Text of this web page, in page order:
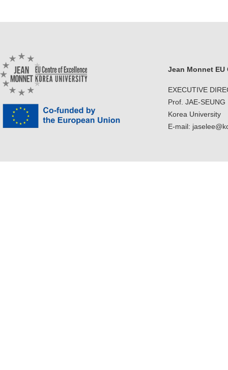
Jean Monnet EU
EXECUTIVE
Prof. JAE-SEUNG
Korea University
E-mail: